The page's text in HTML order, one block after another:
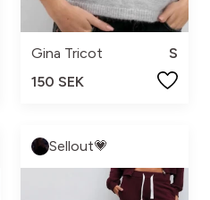
Gina Tricot
S
150 SEK
Sellout💗